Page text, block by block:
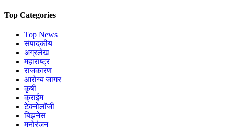
Top Categories
Top News
संपादकीय
अग्रलेख
महाराष्ट्र
राजकारण
आरोग्य जागर
कृषी
क्राईम
टेक्नोलॉजी
बिझनेस
मनोरंजन